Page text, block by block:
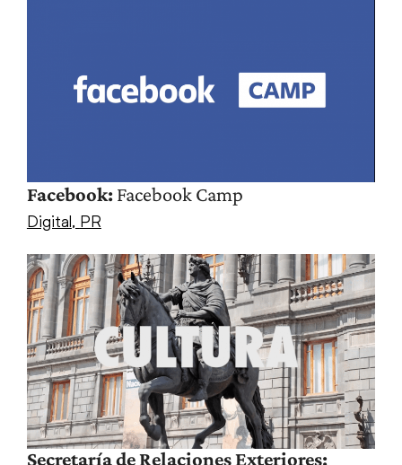
Facebook:Facebook Camp
Digital, PR
Secretaría de Relaciones Exteriores: